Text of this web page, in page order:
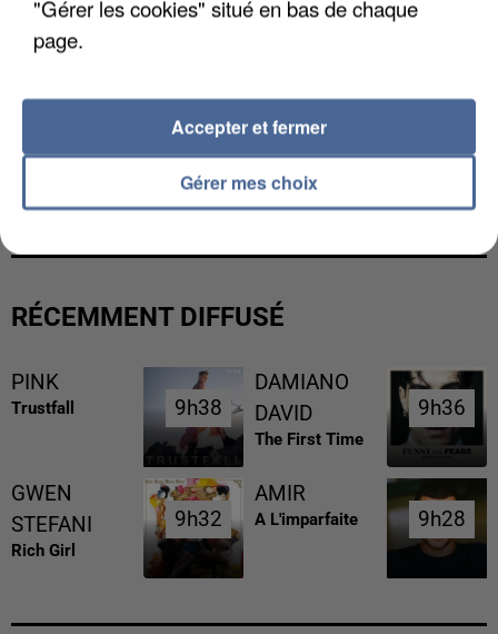
UN SECOND CADRE DE LA DZ MAFIA
INTERPELLÉ EN ALGÉRIE
RÉCEMMENT DIFFUSÉ
PINK
Trustfall 9h38
9h38
DAMIANO
DAVID
The First Time
9h36
9h36
GWEN
STEFANI
Rich Girl
9h32
9h32
AMIR
A L'imparfaite 9h28
9h28
"Gérer les cookies" situé en bas de chaque
page.
Gérer mes choix
Accepter et fermer